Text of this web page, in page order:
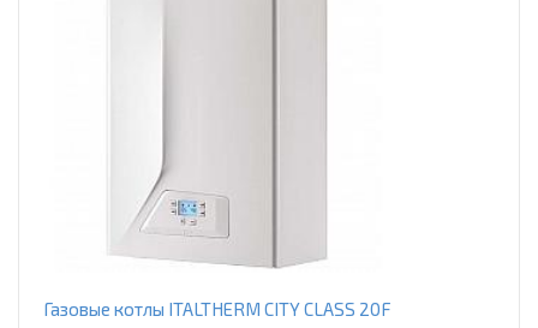
Газовые котлы ITALTHERM CITY CLASS 20F